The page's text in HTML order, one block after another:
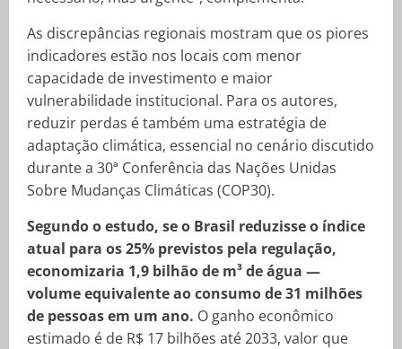
As discrepâncias regionais mostram que os piores
indicadores estão nos locais com menor
capacidade de investimento e maior
vulnerabilidade institucional. Para os autores,
reduzir perdas é também uma estratégia de
adaptação climática, essencial no cenário discutido
durante a 30ª Conferência das Nações Unidas
Sobre Mudanças Climáticas (COP30).
Segundo o estudo, se o Brasil reduzisse o índice
atual para os 25% previstos pela regulação,
economizaria 1,9 bilhão de m³ de água —
volume equivalente ao consumo de 31 milhões
de pessoas em um ano. O ganho econômico
estimado é de R$ 17 bilhões até 2033, valor que